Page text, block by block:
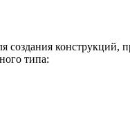
создания конструкций,
типа: